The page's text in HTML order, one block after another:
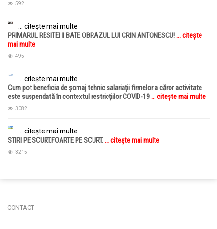
592
... citește mai multe
PRIMARUL RESITEI II BATE OBRAZUL LUI CRIN ANTONESCU!... citește
mai multe
495
... citește mai multe
Cum pot beneficia de șomaj tehnic salariații firmelor a căror activitate
este suspendată în contextul restricțiilor COVID-19... citește mai multe
3082
... citește mai multe
STIRI PE SCURT.FOARTE PE SCURT.... citește mai multe
3215
CONTACT